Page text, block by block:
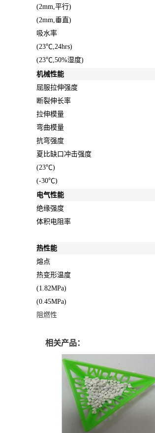
(2mm,平行)
(2mm,垂直)
吸水率
(23℃,24hrs)
(23℃,50%湿度)
机械性能
屈服拉伸强度
断裂伸长率
拉伸模量
弯曲模量
抗弯强度
夏比缺口冲击强度
(23℃)
(-30℃)
电气性能
绝缘强度
体积电阻率
热性能
熔点
热变形温度
(1.82MPa)
(0.45MPa)
阻燃性
相关产品：